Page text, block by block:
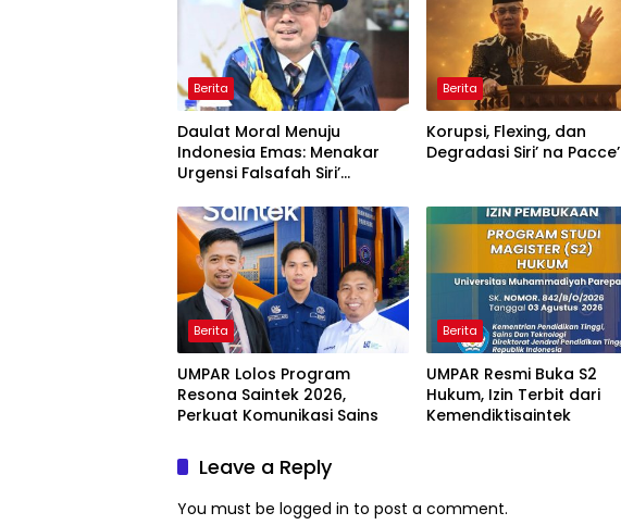
Berita
Daulat Moral Menuju
Indonesia Emas: Menakar
Urgensi Falsafah Siri’
Ancaman Kleptokrasi
Berita
Korupsi, Flexing, dan
Degradasi Siri’ na Pacce’
Berita
UMPAR Lolos Program
Resona Saintek 2026,
Perkuat Komunikasi Sains
Berita
UMPAR Resmi Buka S2
Hukum, Izin Terbit dari
Kemendiktisaintek
Leave a Reply
You must be logged in to post a comment.